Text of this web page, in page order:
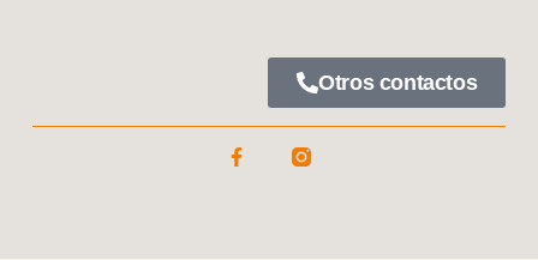
Otros contactos